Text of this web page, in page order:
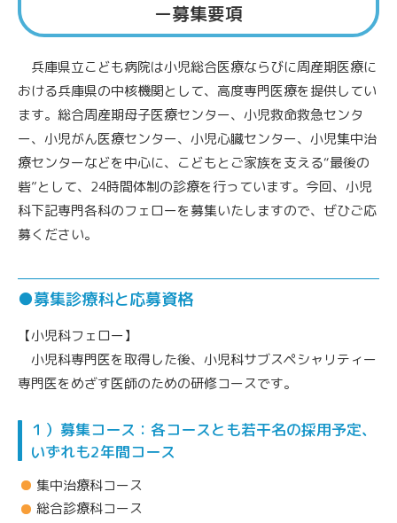
ー募集要項
兵庫県立こども病院は小児総合医療ならびに周産期医療に
おける兵庫県の中核機関として、高度専門医療を提供してい
ます。総合周産期母子医療センター、小児救命救急センタ
ー、小児がん医療センター、小児心臓センター、小児集中治
療センターなどを中心に、こどもとご家族を支える“最後の
砦”として、24時間体制の診療を行っています。今回、小児
科下記専門各科のフェローを募集いたしますので、ぜひご応
募ください。
●募集診療科と応募資格
【小児科フェロー】
小児科専門医を取得した後、小児科サブスペシャリティー
専門医をめざす医師のための研修コースです。
１）募集コース：各コースとも若干名の採用予定、
いずれも2年間コース
集中治療科コース
総合診療科コース